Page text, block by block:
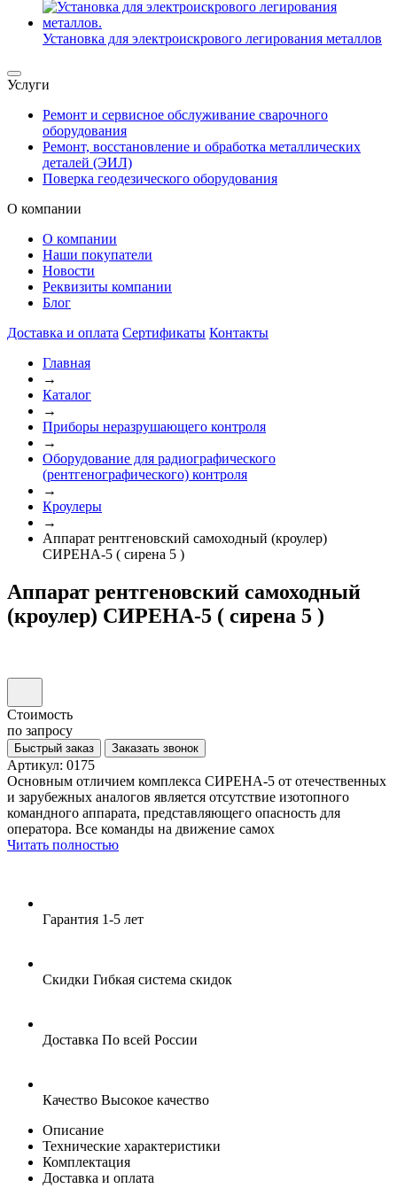
Установка для электроискрового легирования металлов
Услуги
Ремонт и сервисное обслуживание сварочного
оборудования
Ремонт, восстановление и обработка металлических
деталей (ЭИЛ)
Поверка геодезического оборудования
О компании
О компании
Наши покупатели
Новости
Реквизиты компании
Блог
Доставка и оплата Сертификаты Контакты
Главная
→
Каталог
→
Приборы неразрушающего контроля
→
Оборудование для радиографического
(рентгенографического) контроля
→
Кроулеры
→
Аппарат рентгеновский самоходный (кроулер)
СИРЕНА-5 ( сирена 5 )
Аппарат рентгеновский самоходный
(кроулер) СИРЕНА-5 ( сирена 5 )
Стоимость
по запросу
Быстрый заказ Заказать звонок
Артикул: 0175
Основным отличием комплекса СИРЕНА-5 от отечественных
и зарубежных аналогов является отсутствие изотопного
командного аппарата, представляющего опасность для
оператора. Все команды на движение самох
Читать полностью
Гарантия 1-5 лет
Скидки Гибкая система скидок
Доставка По всей России
Качество Высокое качество
Описание
Технические характеристики
Комплектация
Доставка и оплата